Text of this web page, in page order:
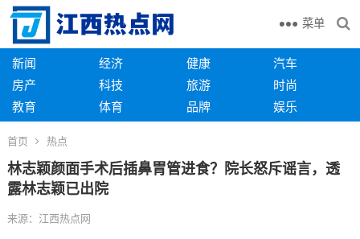
菜单
新闻 经济 健康
汽车
房产
科技 旅游
时尚
教育
体育 品牌 娱乐
首页 热点
林志颖颜面手术后插鼻胃管进食？院长怒斥谣言，透
露林志颖已出院
来源：江西热点网